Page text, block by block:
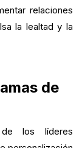
relaciones
la lealtad y la
de
los líderes